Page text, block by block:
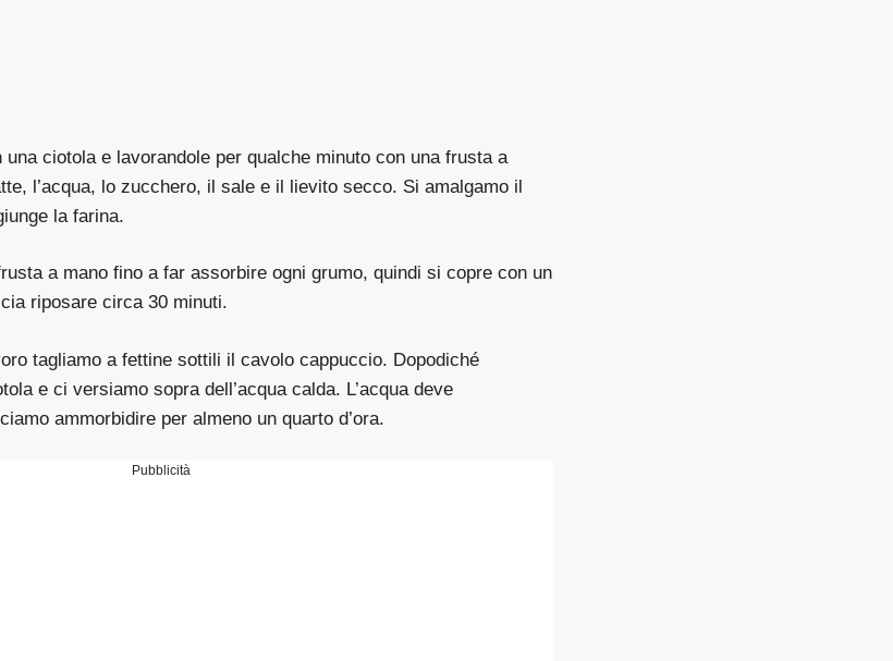
ciotola e lavorandole per qualche minuto con una frusta a
l’acqua, lo zucchero, il sale e il lievito secco. Si amalgamo il
la farina.
a mano fino a far assorbire ogni grumo, quindi si copre con un
riposare circa 30 minuti.
tagliamo a fettine sottili il cavolo cappuccio. Dopodiché
e ci versiamo sopra dell’acqua calda. L’acqua deve
ammorbidire per almeno un quarto d’ora.
Pubblicità